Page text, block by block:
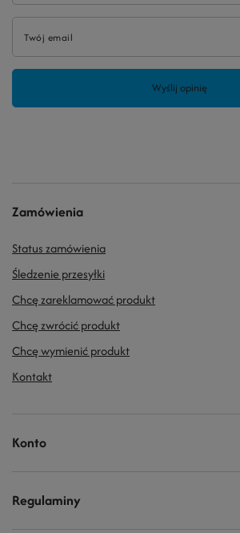
Twój email
Wyślij opinię
Zamówienia
Status zamówienia
Śledzenie przesyłki
Chcę zareklamować produkt
Chcę zwrócić produkt
Chcę wymienić produkt
Kontakt
Konto
Regulaminy